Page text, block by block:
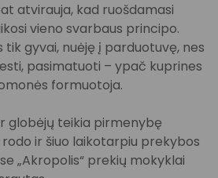
atvirauja, kad ruošdamasi
vieno svarbaus principo.
tik gyvai, nuėję į parduotuvę, nes
pasimatuoti – ypač kuprines
formuotoja.
globėjų teikia pirmenybę
ir šiuo laikotarpiu prekybos
„Akropolis“ prekių mokyklai